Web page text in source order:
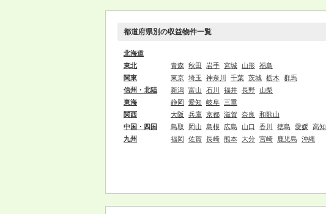
都道府県別の収益物件一覧
北海道
東北
青森 秋田 岩手 宮城 山形 福島
関東
東京 埼玉 神奈川 千葉 茨城 栃木
群馬
信州・北陸
新潟 富山 石川 福井 長野
山梨
東海
静岡 愛知 岐阜
三重
関西
大阪 兵庫 京都 滋賀 奈良
和歌山
中国・四国
鳥取 岡山 島根 広島 山口 香川 徳島 愛媛 高知
九州
福岡 佐賀 長崎 熊本 大分 宮崎 鹿児島 沖縄